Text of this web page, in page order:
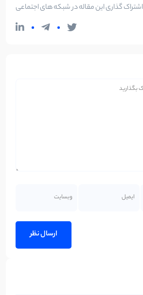
اشتراک گذاری این مقاله در شبکه های اجتماعی